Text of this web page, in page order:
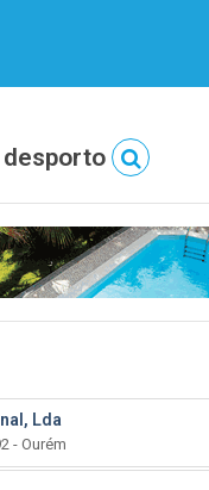
desporto
Lda
- Ourém